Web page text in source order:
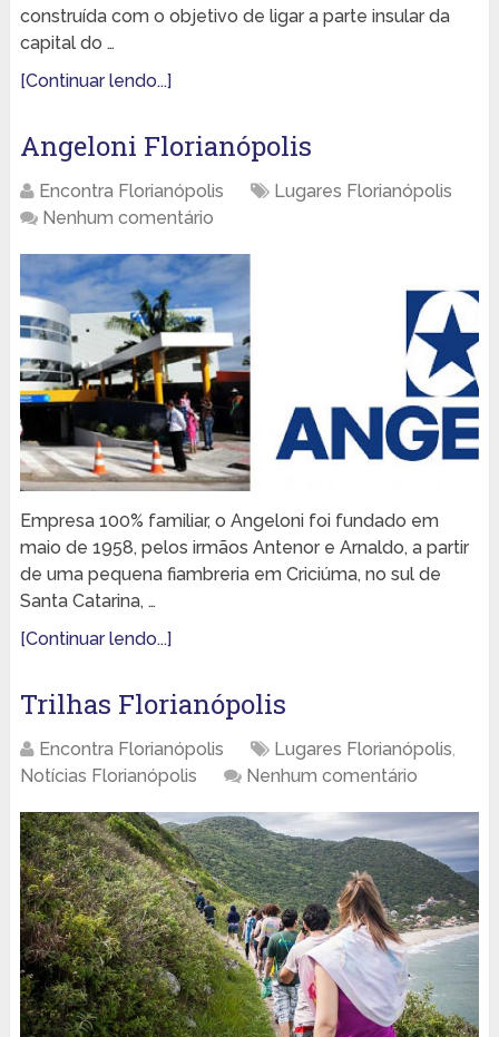
construída com o objetivo de ligar a parte insular da
capital do …
[Continuar lendo...]
Angeloni Florianópolis
Encontra Florianópolis
Lugares Florianópolis
Nenhum comentário
Empresa 100% familiar, o Angeloni foi fundado em
maio de 1958, pelos irmãos Antenor e Arnaldo, a partir
de uma pequena fiambreria em Criciúma, no sul de
Santa Catarina, …
[Continuar lendo...]
Trilhas Florianópolis
Encontra Florianópolis Lugares Florianópolis,
Notícias Florianópolis
Nenhum comentário